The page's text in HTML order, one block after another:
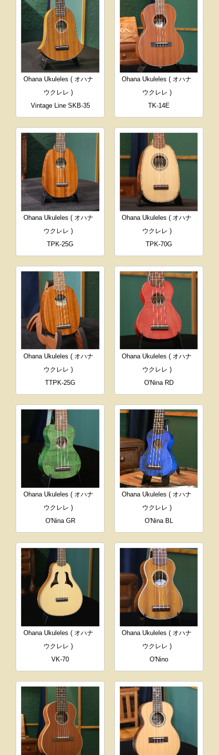
Ohana Ukuleles ( オハナ
ウクレレ )
Vintage Line SKB-35
Ohana Ukuleles ( オハナ
ウクレレ )
TK-14E
Ohana Ukuleles ( オハナ
ウクレレ )
TPK-25G
Ohana Ukuleles ( オハナ
ウクレレ )
TPK-70G
Ohana Ukuleles ( オハナ
ウクレレ )
TTPK-25G
Ohana Ukuleles ( オハナ
ウクレレ )
O'Nina RD
Ohana Ukuleles ( オハナ
ウクレレ )
O'Nina GR
Ohana Ukuleles ( オハナ
ウクレレ )
O'Nina BL
Ohana Ukuleles ( オハナ
ウクレレ )
VK-70
Ohana Ukuleles ( オハナ
ウクレレ )
O'Nino